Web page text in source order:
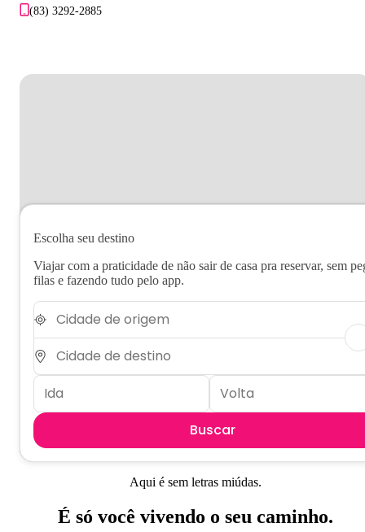
(83) 3292-2885
Escolha seu destino
Viajar com a praticidade de não sair de casa pra reservar, sem
filas e fazendo tudo pelo app.
Buscar
Aqui é sem letras miúdas.
É só você vivendo o seu caminho.